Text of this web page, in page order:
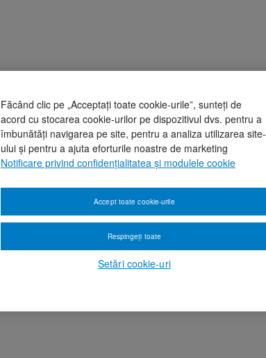
Făcând clic pe „Acceptați toate cookie-urile”, sunteți de
acord cu stocarea cookie-urilor pe dispozitivul dvs. pentru a
îmbunătăți navigarea pe site, pentru a analiza utilizarea site-
ului și pentru a ajuta eforturile noastre de marketing
Notificare privind confidențialitatea și modulele cookie
Setări cookie-uri
Respingeți toate
Accept toate cookie-urile